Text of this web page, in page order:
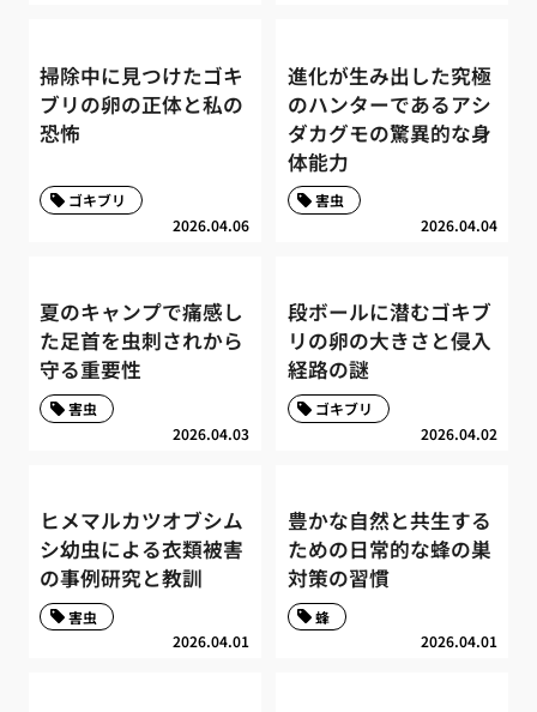
掃除中に見つけたゴキ
ブリの卵の正体と私の
恐怖
2026.04.06
ゴキブリ
進化が生み出した究極
のハンターであるアシ
ダカグモの驚異的な身
体能力
2026.04.04
害虫
夏のキャンプで痛感し
た足首を虫刺されから
守る重要性
2026.04.03
害虫
段ボールに潜むゴキブ
リの卵の大きさと侵入
経路の謎
2026.04.02
ゴキブリ
ヒメマルカツオブシム
シ幼虫による衣類被害
の事例研究と教訓
2026.04.01
害虫
豊かな自然と共生する
ための日常的な蜂の巣
対策の習慣
2026.04.01
蜂